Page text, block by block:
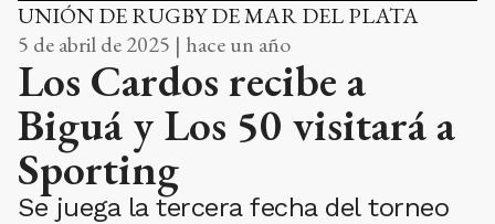
UNIÓN DE RUGBY DE MAR DEL PLATA
5 de abril de 2025 | hace un año
Los Cardos recibe a
Biguá y Los 50 visitará a
Sporting
Se juega la tercera fecha del torneo